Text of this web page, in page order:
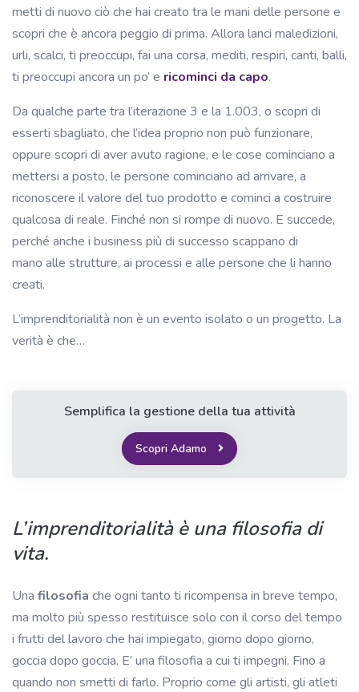
metti di nuovo ciò che hai creato tra le mani delle persone e
scopri che è ancora peggio di prima. Allora lanci maledizioni,
urli, scalci, ti preoccupi, fai una corsa, mediti, respiri, canti, balli,
ti preoccupi ancora un po’ e ricominci da capo.
Da qualche parte tra l’iterazione 3 e la 1.003, o scopri di
esserti sbagliato, che l’idea proprio non può funzionare,
oppure scopri di aver avuto ragione, e le cose cominciano a
mettersi a posto, le persone cominciano ad arrivare, a
riconoscere il valore del tuo prodotto e cominci a costruire
qualcosa di reale. Finché non si rompe di nuovo. E succede,
perché anche i business più di successo scappano di
mano alle strutture, ai processi e alle persone che li hanno
creati.
L’imprenditorialità non è un evento isolato o un progetto. La
verità è che…
Semplifica la gestione della tua attività
Scopri Adamo
L’imprenditorialità è una filosofia di
vita.
Una filosofia che ogni tanto ti ricompensa in breve tempo,
ma molto più spesso restituisce solo con il corso del tempo
i frutti del lavoro che hai impiegato, giorno dopo giorno,
goccia dopo goccia. E’ una filosofia a cui ti impegni. Fino a
quando non smetti di farlo. Proprio come gli artisti, gli atleti